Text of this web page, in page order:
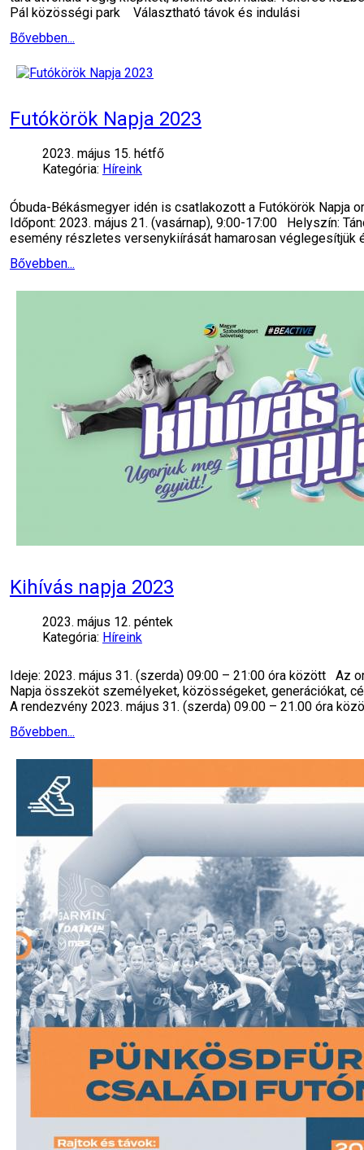
Pál közösségi park Választható távok és indulási
Bővebben...
Futókörök Napja 2023
2023. május 15. hétfő
Kategória: Híreink
Óbuda-Békásmegyer idén is csatlakozott a Futókörök
Időpont: 2023. május 21. (vasárnap), 9:00-17:00 Helyszín:
esemény részletes versenykiírását hamarosan véglegesítjük
Bővebben...
Kihívás napja 2023
2023. május 12. péntek
Kategória: Híreink
Ideje: 2023. május 31. (szerda) 09:00 – 21:00 óra között Az
Napja összeköt személyeket, közösségeket, generációkat,
A rendezvény 2023. május 31. (szerda) 09.00 – 21.00 óra
Bővebben...